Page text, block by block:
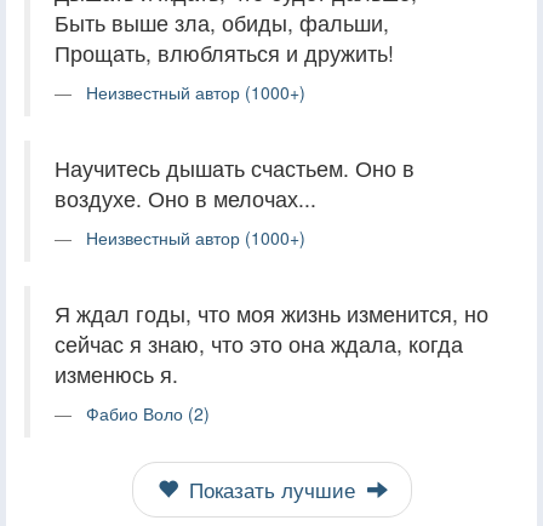
Быть выше зла, обиды, фальши,
Прощать, влюбляться и дружить!
Неизвестный автор (1000+)
Научитесь дышать счастьем. Оно в
воздухе. Оно в мелочах...
Неизвестный автор (1000+)
Я ждал годы, что моя жизнь изменится, но
сейчас я знаю, что это она ждала, когда
изменюсь я.
Фабио Воло (2)
Показать лучшие